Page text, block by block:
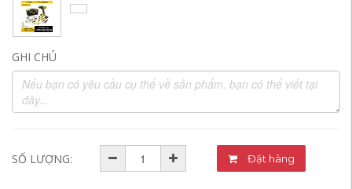
GHI CHÚ
SỐ LƯỢNG: Đặt hàng